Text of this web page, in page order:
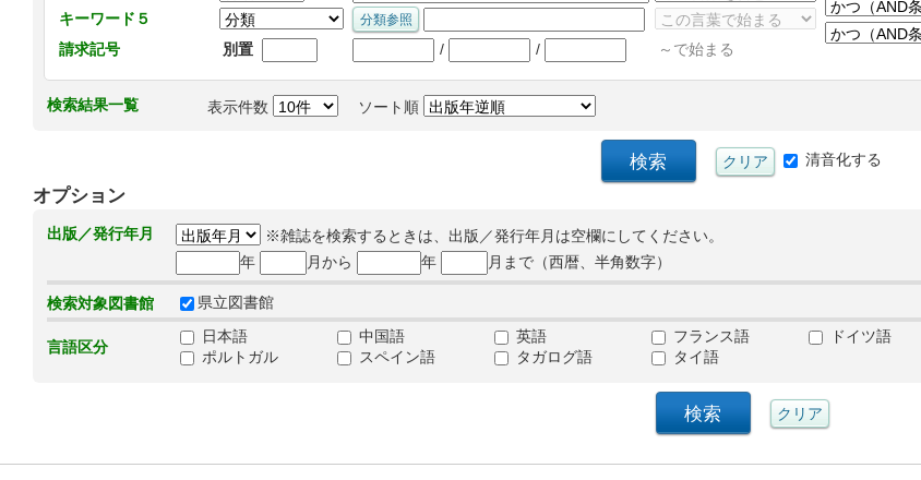
キーワード５
請求記号
別置 / / ～で始まる
検索結果一覧 表示件数 ソート順
清音化する
オプション
出版／発行年月
※雑誌を検索するときは、出版／発行年月は空欄にしてください。
年
月から 年 月まで（西暦、半角数字）
検索対象図書館 県立図書館
言語区分
日本語 中国語 英語 フランス語 ドイツ語
ポルトガル
スペイン語 タガログ語 タイ語